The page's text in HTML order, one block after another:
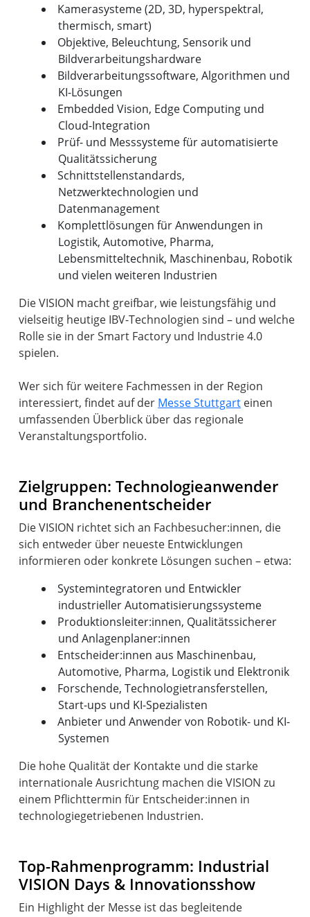
Kamerasysteme (2D, 3D, hyperspektral,
thermisch, smart)
Objektive, Beleuchtung, Sensorik und
Bildverarbeitungshardware
Bildverarbeitungssoftware, Algorithmen und
KI-Lösungen
Embedded Vision, Edge Computing und
Cloud-Integration
Prüf- und Messsysteme für automatisierte
Qualitätssicherung
Schnittstellenstandards,
Netzwerktechnologien und
Datenmanagement
Komplettlösungen für Anwendungen in
Logistik, Automotive, Pharma,
Lebensmitteltechnik, Maschinenbau, Robotik
und vielen weiteren Industrien
Die VISION macht greifbar, wie leistungsfähig und
vielseitig heutige IBV-Technologien sind – und welche
Rolle sie in der Smart Factory und Industrie 4.0
spielen.
Wer sich für weitere Fachmessen in der Region
interessiert, findet auf der Messe Stuttgart einen
umfassenden Überblick über das regionale
Veranstaltungsportfolio.
Zielgruppen: Technologieanwender
und Branchenentscheider
Die VISION richtet sich an Fachbesucher:innen, die
sich entweder über neueste Entwicklungen
Systemintegratoren und Entwickler
industrieller Automatisierungssysteme
Produktionsleiter:innen, Qualitätssicherer
und Anlagenplaner:innen
Entscheider:innen aus Maschinenbau,
Automotive, Pharma, Logistik und Elektronik
Forschende, Technologietransferstellen,
Start-ups und KI-Spezialisten
Anbieter und Anwender von Robotik- und KI-
Systemen
Die hohe Qualität der Kontakte und die starke
internationale Ausrichtung machen die VISION zu
einem Pflichttermin für Entscheider:innen in
technologiegetriebenen Industrien.
Top-Rahmenprogramm: Industrial
VISION Days & Innovationsshow
Ein Highlight der Messe ist das begleitende